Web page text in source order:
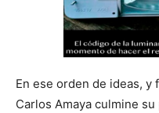
En ese orden de ideas, y
Carlos Amaya culmine